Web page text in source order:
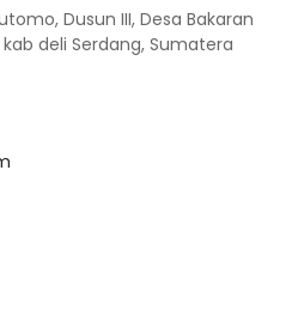
Dusun III, Desa Bakaran
deli Serdang, Sumatera